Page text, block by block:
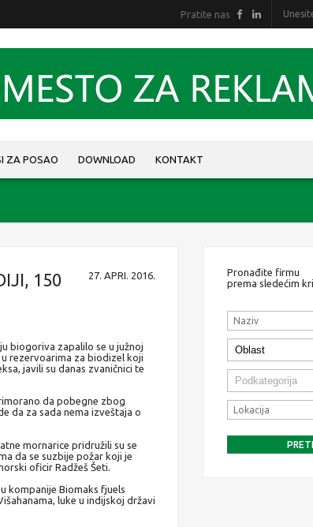
Pratite nas
ZA POSAO DOWNLOAD KONTAKT
150
27. APRI. 2016.
biogoriva zapalilo se u južnoj
rezervoarima za biodizel koji
javili su danas zvaničnici te
da pobegne zbog
da za sada nema izveštaja o
mornarice pridružili su se
da se suzbije požar koji je
oficir Radžeš Šeti.
kompanije Biomaks fjuels
luke u indijskoj državi
Pronađite firmu
prema sledećim